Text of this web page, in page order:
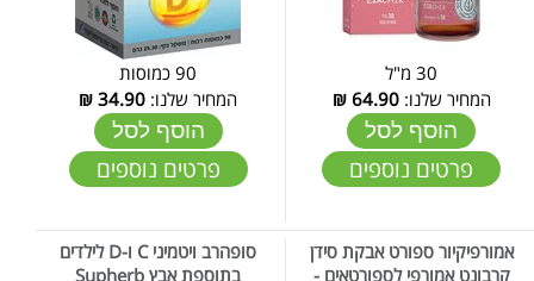
30 מ"ל
המחיר שלנו:64.90
₪
הוסף לסל
פרטים נוספים
90 כמוסות
המחיר שלנו: 34.90
₪
הוסף לסל
פרטים נוספים
אמורפיקיור ספורט אבקת סידן
קרבונט אמורפי לספורטאים -
סופהרב ויטמיני C ו-D לילדים
בתוספת אבץ Supherb